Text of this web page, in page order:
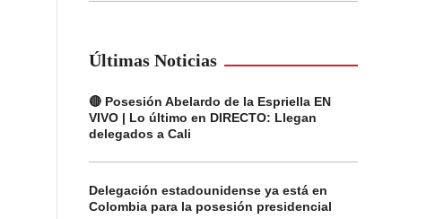
Últimas Noticias
🔴 Posesión Abelardo de la Espriella EN
VIVO | Lo último en DIRECTO: Llegan
delegados a Cali
Delegación estadounidense ya está en
Colombia para la posesión presidencial